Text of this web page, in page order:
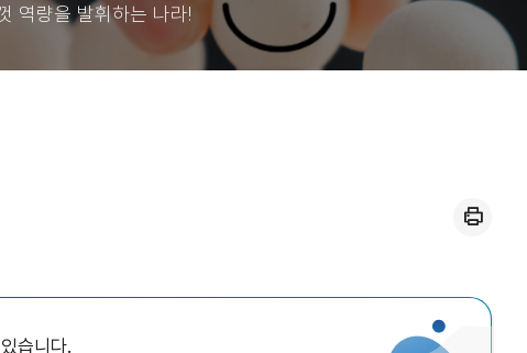
역량을 발휘하는 나라!
습니다.